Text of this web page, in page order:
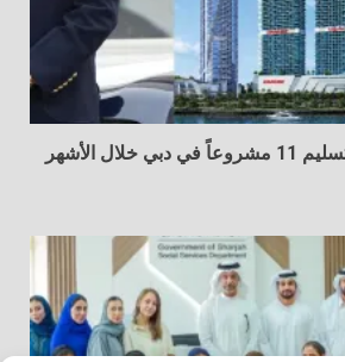
دانوب العقارية تعلن تسليم 11 مشروعاً في دبي خلال الأشهر